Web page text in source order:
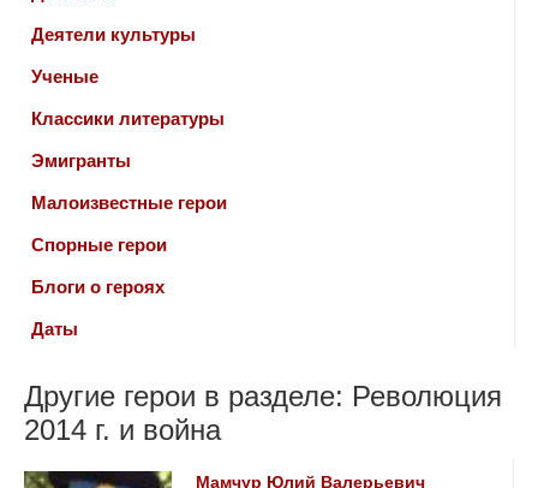
Деятели культуры
Ученые
Классики литературы
Эмигранты
Малоизвестные герои
Спорные герои
Блоги о героях
Даты
Другие герои в разделе: Революция
2014 г. и война
Мамчур Юлий Валерьевич